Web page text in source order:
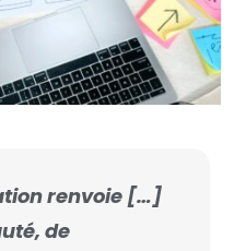
renvoie […]
de